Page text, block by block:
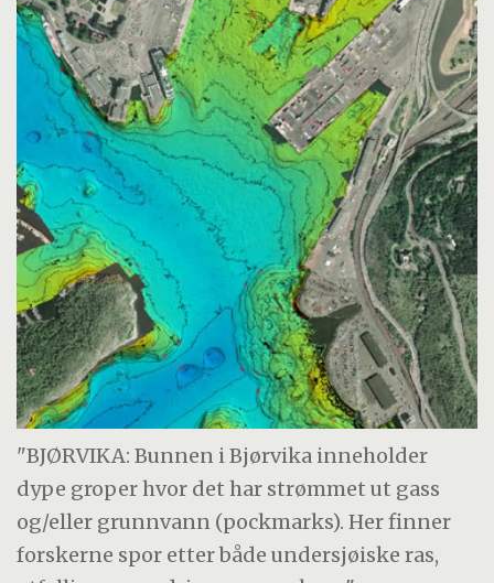
"BJØRVIKA: Bunnen i Bjørvika inneholder
dype groper hvor det har strømmet ut gass
og/eller grunnvann (pockmarks). Her finner
forskerne spor etter både undersjøiske ras,